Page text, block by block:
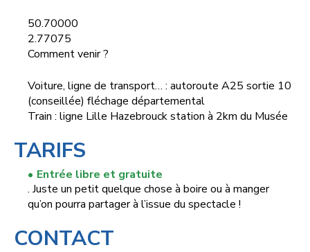
50.70000
2.77075
Comment venir ?
Voiture, ligne de transport… : autoroute A25 sortie 10
(conseillée) fléchage départemental
Train : ligne Lille Hazebrouck station à 2km du Musée
TARIFS
Entrée libre et gratuite
. Juste un petit quelque chose à boire ou à manger
qu’on pourra partager à l’issue du spectacle !
CONTACT